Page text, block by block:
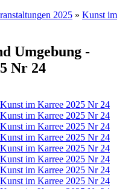
2025 » Kunst im
Umgebung -
Nr 24